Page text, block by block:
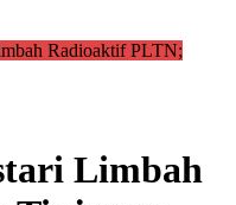
Radioaktif PLTN;
Limbah